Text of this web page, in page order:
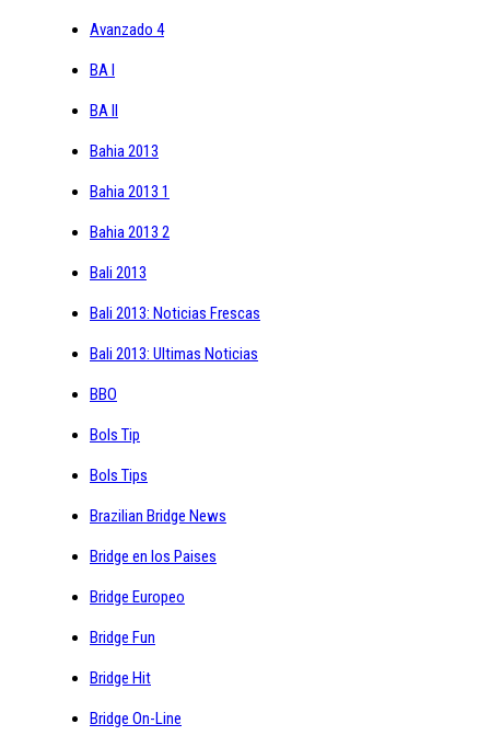
Avanzado 4
BA I
BA II
Bahia 2013
Bahia 2013 1
Bahia 2013 2
Bali 2013
Bali 2013: Noticias Frescas
Bali 2013: Ultimas Noticias
BBO
Bols Tip
Bols Tips
Brazilian Bridge News
Bridge en los Paises
Bridge Europeo
Bridge Fun
Bridge Hit
Bridge On-Line